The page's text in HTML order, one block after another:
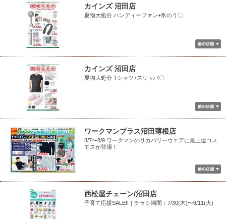
カインズ 沼田店
夏物大処分 ハンディーファン+氷のう〇
カインズ 沼田店
夏物大処分 Tシャツ+スリッパ〇
ワークマンプラス沼田薄根店
8/7〜8/9 ワークマンのリカバリーウエアに最上位コス
モスが登場！
西松屋チェーン/沼田店
子育て応援SALE!!｜チラシ期間：7/30(木)〜8/11(火)